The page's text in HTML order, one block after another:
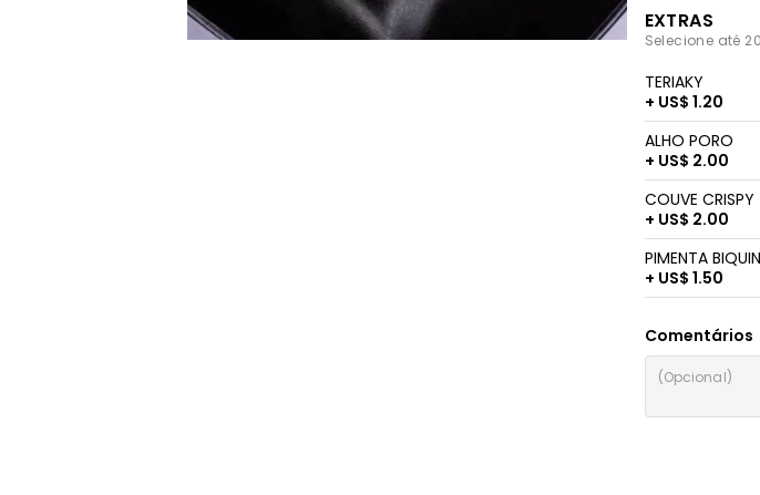
EXTRAS
Selecione até
TERIAKY
+ US$ 1.20
ALHO PORO
+ US$ 2.00
COUVE CRISPY
+ US$ 2.00
PIMENTA
+ US$ 1.50
Comentários